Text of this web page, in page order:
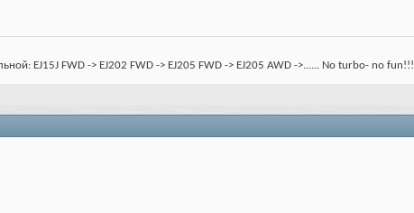
EJ15J FWD -> EJ202 FWD -> EJ205 FWD -> EJ205 AWD ->...... No turbo- no fun!!!